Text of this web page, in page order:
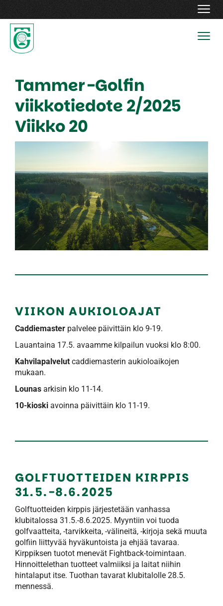
Tammer-Golfin
viikkotiedote 2/2025
​​​​​​​Viikko 20
VIIKON AUKIOLOAJAT
Caddiemaster palvelee päivittäin klo 9-19.
Lauantaina 17.5. avaamme kilpailun vuoksi klo 8:00.
Kahvilapalvelut caddiemasterin aukioloaikojen
mukaan.
Lounas arkisin klo 11-14.
10-kioski avoinna päivittäin klo 11-19.
GOLFTUOTTEIDEN KIRPPIS
31.5.-8.6.2025
Golftuotteiden kirppis järjestetään vanhassa
klubitalossa 31.5.-8.6.2025. Myyntiin voi tuoda
golfvaatteita, -tarvikkeita, -välineitä, -kirjoja sekä muuta
golfiin liittyvää hyväkuntoista ja ehjää tavaraa.
Kirppiksen tuotot menevät Fightback-toimintaan.
Hinnoittelethan tuotteet valmiiksi ja laitat niihin
hintalaput itse. Tuothan tavarat klubitalolle 28.5.
mennessä.